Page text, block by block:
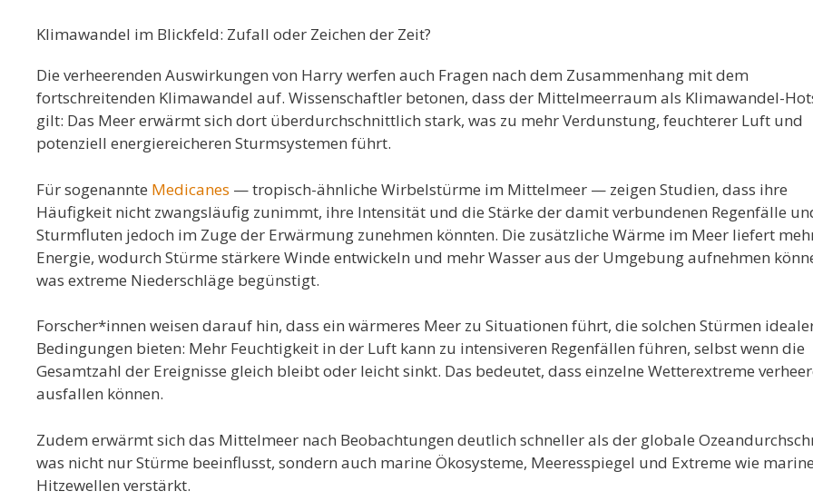
Klimawandel im Blickfeld: Zufall oder Zeichen der Zeit?
Die verheerenden Auswirkungen von Harry werfen auch Fragen nach dem Zusammenhang mit dem
fortschreitenden Klimawandel auf. Wissenschaftler betonen, dass der Mittelmeerraum als Klimawandel-
gilt: Das Meer erwärmt sich dort überdurchschnittlich stark, was zu mehr Verdunstung, feuchterer Luft und
potenziell energiereicheren Sturmsystemen führt.
Für sogenannte Medicanes — tropisch-ähnliche Wirbelstürme im Mittelmeer — zeigen Studien, dass ihre
Häufigkeit nicht zwangsläufig zunimmt, ihre Intensität und die Stärke der damit verbundenen Regenfälle
Sturmfluten jedoch im Zuge der Erwärmung zunehmen könnten. Die zusätzliche Wärme im Meer liefert
Energie, wodurch Stürme stärkere Winde entwickeln und mehr Wasser aus der Umgebung aufnehmen
was extreme Niederschläge begünstigt.
Forscher*innen weisen darauf hin, dass ein wärmeres Meer zu Situationen führt, die solchen Stürmen
Bedingungen bieten: Mehr Feuchtigkeit in der Luft kann zu intensiveren Regenfällen führen, selbst wenn die
Gesamtzahl der Ereignisse gleich bleibt oder leicht sinkt. Das bedeutet, dass einzelne Wetterextreme
ausfallen können.
Zudem erwärmt sich das Mittelmeer nach Beobachtungen deutlich schneller als der globale
was nicht nur Stürme beeinflusst, sondern auch marine Ökosysteme, Meeresspiegel und Extreme wie marine
Hitzewellen verstärkt.